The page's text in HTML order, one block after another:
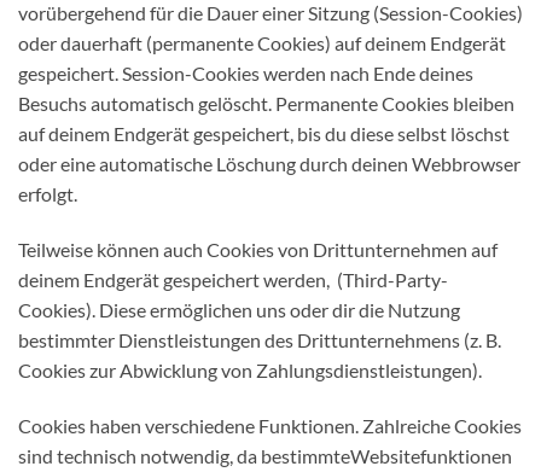
vorübergehend für die Dauer einer Sitzung (Session-Cookies)
oder dauerhaft (permanente Cookies) auf deinem Endgerät
gespeichert. Session-Cookies werden nach Ende deines
Besuchs automatisch gelöscht. Permanente Cookies bleiben
auf deinem Endgerät gespeichert, bis du diese selbst löschst
oder eine automatische Löschung durch deinen Webbrowser
erfolgt.
Teilweise können auch Cookies von Drittunternehmen auf
deinem Endgerät gespeichert werden, (Third-Party-
Cookies). Diese ermöglichen uns oder dir die Nutzung
bestimmter Dienstleistungen des Drittunternehmens (z. B.
Cookies zur Abwicklung von Zahlungsdienstleistungen).
Cookies haben verschiedene Funktionen. Zahlreiche Cookies
sind technisch notwendig, da bestimmteWebsitefunktionen